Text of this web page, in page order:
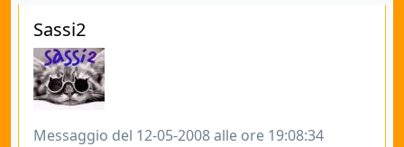
Sassi2
Messaggio del 12-05-2008 alle ore 19:08:34